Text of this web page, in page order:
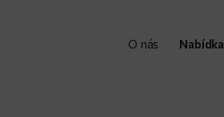
O nás Nabídka